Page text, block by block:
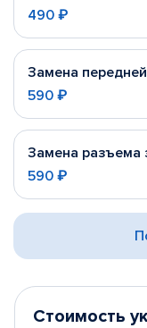
490 ₽
Замена
590 ₽
Замена разъема
590 ₽
Стоимость